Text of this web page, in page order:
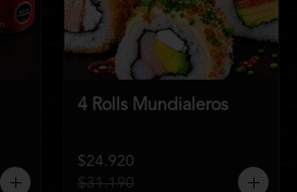
4 Rolls Mundialeros
$24.920
$31.190